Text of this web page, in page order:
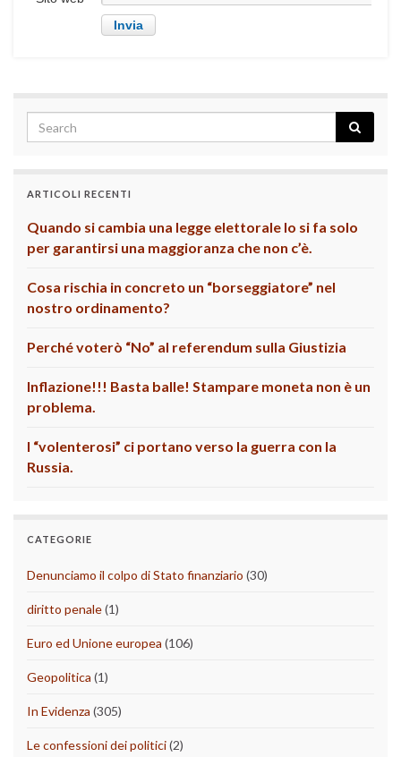
ARTICOLI RECENTI
Quando si cambia una legge elettorale lo si fa solo
per garantirsi una maggioranza che non c’è.
Cosa rischia in concreto un “borseggiatore” nel
nostro ordinamento?
Perché voterò “No” al referendum sulla Giustizia
Inflazione!!! Basta balle! Stampare moneta non è un
problema.
I “volenterosi” ci portano verso la guerra con la
Russia.
CATEGORIE
Denunciamo il colpo di Stato finanziario (30)
diritto penale(1)
Euro ed Unione europea (106)
Geopolitica (1)
In Evidenza (305)
Le confessioni dei politici(2)